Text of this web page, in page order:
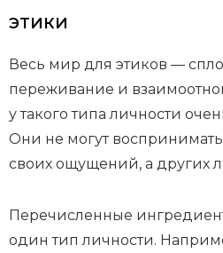
ЭТИКИ
Весь мир для этиков —
переживание и
у такого типа личности
Они не могут
своих ощущений, а других
Перечисленные
один тип личности.